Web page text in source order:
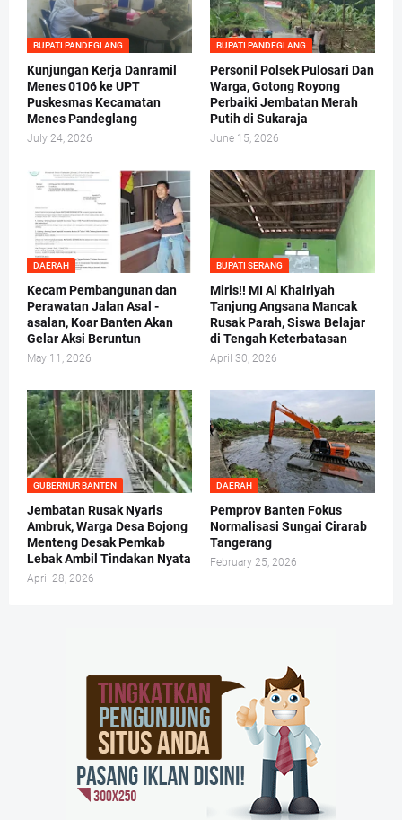
BUPATI PANDEGLANG
Kunjungan Kerja Danramil
Menes 0106 ke UPT
Puskesmas Kecamatan
Menes Pandeglang
July 24, 2026
BUPATI PANDEGLANG
Personil Polsek Pulosari Dan
Warga, Gotong Royong
Perbaiki Jembatan Merah
Putih di Sukaraja
June 15, 2026
DAERAH
Kecam Pembangunan dan
Perawatan Jalan Asal -
asalan, Koar Banten Akan
Gelar Aksi Beruntun
May 11, 2026
BUPATI SERANG
Miris!! MI Al Khairiyah
Tanjung Angsana Mancak
Rusak Parah, Siswa Belajar
di Tengah Keterbatasan
April 30, 2026
GUBERNUR BANTEN
Jembatan Rusak Nyaris
Ambruk, Warga Desa Bojong
Menteng Desak Pemkab
Lebak Ambil Tindakan Nyata
April 28, 2026
DAERAH
Pemprov Banten Fokus
Normalisasi Sungai Cirarab
Tangerang
February 25, 2026